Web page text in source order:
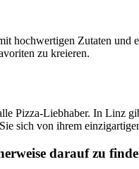
hochwertigen Zutaten
zu kreieren.
Pizza-Liebhaber. In Linz
sich von ihrem
darauf zu